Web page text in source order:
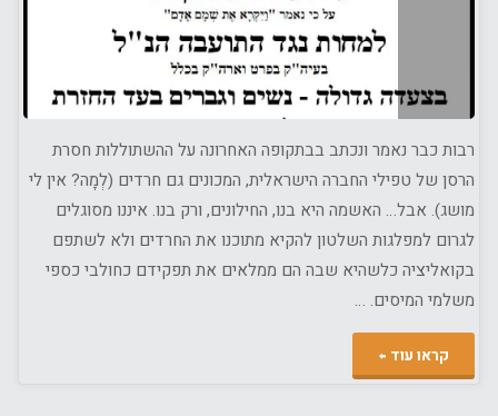
רבות כבר נאמר ונכתב בבתקופה האחרונה על ההשתוללות חסרת
הרסן של טפילי החברה הישראלית, המכונים גם חרדים (לְמָה? אין לי
מושג). אבל… האשמה היא בנו, החילונים, ורק בנו. איננו מסוגלים
לגרום למפלגות השלטון להקיא מתוכנו את החרדים ולא לשתפם
בקואליציה כלשהיא שבה הם ממלאים את תפקידם כחולבי כספי
משלמי המיסים. …
קראו עוד